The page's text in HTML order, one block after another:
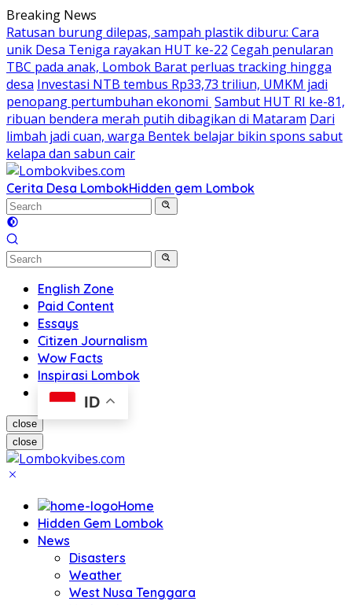
Skip
to
content
Breaking News
Ratusan burung dilepas, sampah plastik diburu: Cara
unik Desa Teniga rayakan HUT ke-22 Cegah penularan
TBC pada anak, Lombok Barat perluas tracking hingga
desa Investasi NTB tembus Rp33,73 triliun, UMKM jadi
penopang pertumbuhan ekonomi Sambut HUT RI ke-81,
ribuan bendera merah putih dibagikan di Mataram Dari
limbah jadi cuan, warga Bentek belajar bikin spons sabut
kelapa dan sabun cair
Cerita Desa LombokHidden gem Lombok
English Zone
Paid Content
Essays
Citizen Journalism
Wow Facts
Inspirasi Lombok
ID
close
close
Home
Hidden Gem Lombok
News
Disasters
Weather
West Nusa Tenggara